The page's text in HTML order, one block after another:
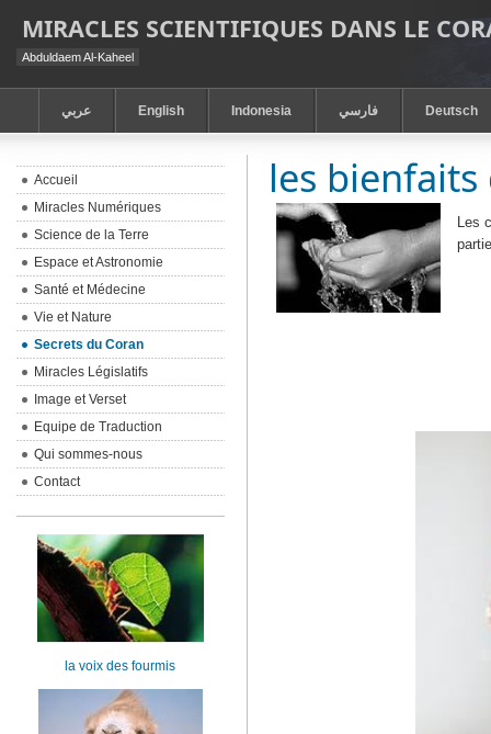
MIRACLES SCIENTIFIQUES DANS LE
Abduldaem Al-Kaheel
عربي English Indonesia فارسي Deutsch
les bienfaits
Les
Accueil
Miracles Numériques
Science de la Terre
Espace et Astronomie
Santé et Médecine
Vie et Nature
Secrets du Coran
Miracles Législatifs
Image et Verset
Equipe de Traduction
Qui sommes-nous
Contact
la voix des fourmis